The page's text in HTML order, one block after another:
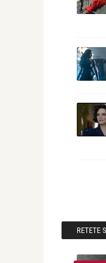
RETETE